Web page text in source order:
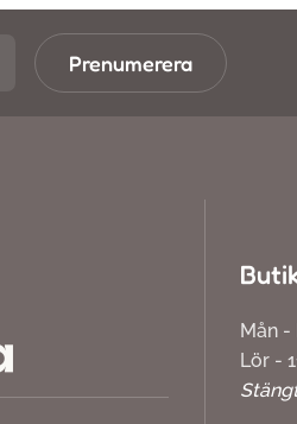
Prenumerera
Mån -
Lör -